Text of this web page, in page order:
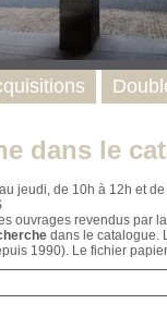
dans le
jeudi, de 10h à 12h et
ouvrages revendus par
dans le catalogue.
1990). Le fichier